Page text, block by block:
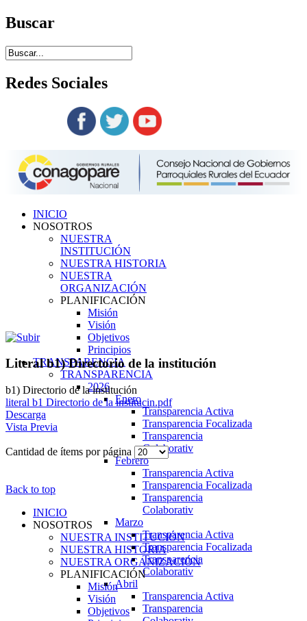
Buscar
Redes Sociales
INICIO
NOSOTROS
NUESTRA
INSTITUCIÓN
NUESTRA HISTORIA
NUESTRA
ORGANIZACIÓN
PLANIFICACIÓN
Misión
Visión
Objetivos
Principios
TRANSPARENCIA
TRANSPARENCIA
2026
Enero
Transparencia Activa
Transparencia Focalizada
Transparencia
Colaborativ
Febrero
Transparencia Activa
Transparencia Focalizada
Transparencia
Colaborativ
Marzo
Transparencia Activa
Transparencia Focalizada
Transparencia
Colaborativ
Abril
Transparencia Activa
Transparencia
Literal b1) Directorio de la institución
b1) Directorio de la institución
literal b1 Directorio de la institucin.pdf
Descarga
Vista Previa
Cantidad de ítems por página
Back to top
INICIO
NOSOTROS
NUESTRA INSTITUCIÓN
NUESTRA HISTORIA
NUESTRA ORGANIZACIÓN
PLANIFICACIÓN
Misión
Visión
Objetivos